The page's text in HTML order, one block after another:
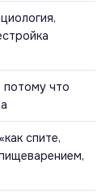
потому что
спите,